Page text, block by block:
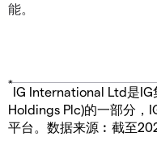
能。
*
IG International Ltd是IG
Holdings Plc)的一部分，
平台。数据来源︰截至